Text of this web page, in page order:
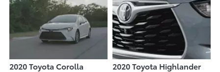
2020 Toyota Corolla
2020 Toyota Highlander